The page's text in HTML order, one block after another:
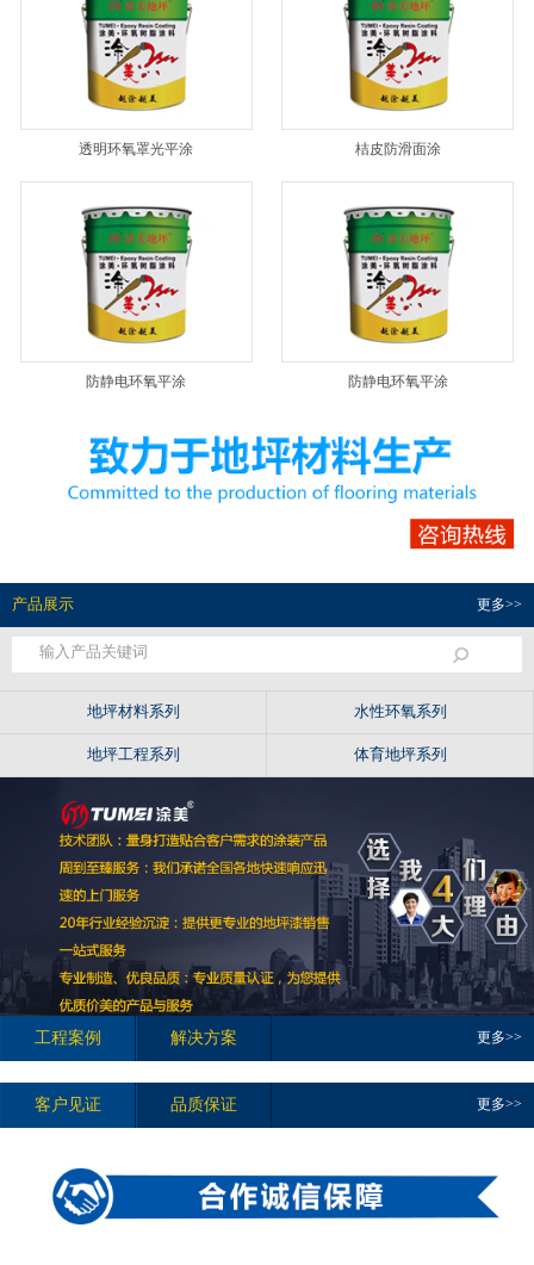
透明环氧罩光平涂 桔皮防滑面涂
防静电环氧平涂 防静电环氧平涂
产品展示 更多>>
地坪材料系列 水性环氧系列
地坪工程系列 体育地坪系列
工程案例 解决方案 更多>>
客户见证 品质保证 更多>>